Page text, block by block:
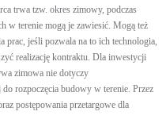
trwa tzw. okres zimowy, podczas
w terenie mogą je zawiesić. Mogą też
prac, jeśli pozwala na to ich technologia,
realizację kontraktu. Dla inwestycji
zimowa nie dotyczy
rozpoczęcia budowy w terenie. Przez
postępowania przetargowe dla